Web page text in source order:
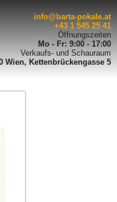
info@barta-pokale.at
+43 1 545 25 41
Öffnungszeiten
Mo - Fr: 9:00 - 17:00
Verkaufs- und Schauraum
Wien, Kettenbrückengasse 5